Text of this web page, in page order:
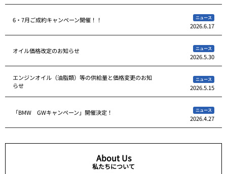
6・7月ご成約キャンペーン開催！！ ニュース
2026.6.17
オイル価格改定のお知らせ ニュース
2026.5.30
エンジンオイル（油脂類）等の供給量と価格変更のお知
らせ
ニュース
2026.5.15
「BMW GWキャンペーン」開催決定！ ニュース
2026.4.27
About Us
私たちについて